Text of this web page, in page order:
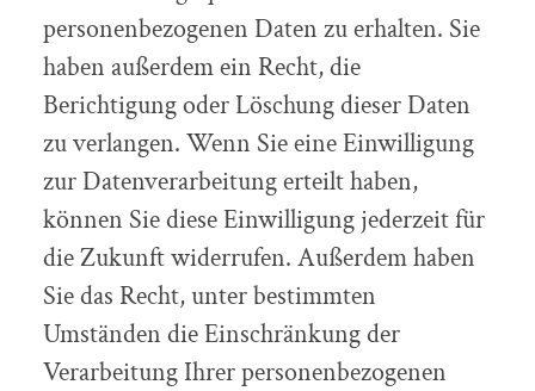
personenbezogenen Daten zu erhalten. Sie
haben außerdem ein Recht, die
Berichtigung oder Löschung dieser Daten
zu verlangen. Wenn Sie eine Einwilligung
zur Datenverarbeitung erteilt haben,
können Sie diese Einwilligung jederzeit für
die Zukunft widerrufen. Außerdem haben
Sie das Recht, unter bestimmten
Umständen die Einschränkung der
Verarbeitung Ihrer personenbezogenen